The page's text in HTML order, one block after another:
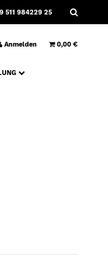
511 984229 25
Anmelden 0,00 €